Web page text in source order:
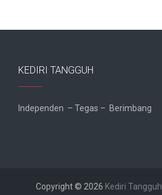
KEDIRI TANGGUH
Independen – Tegas – Berimbang
Copyright © 2026 Kediri Tangguh